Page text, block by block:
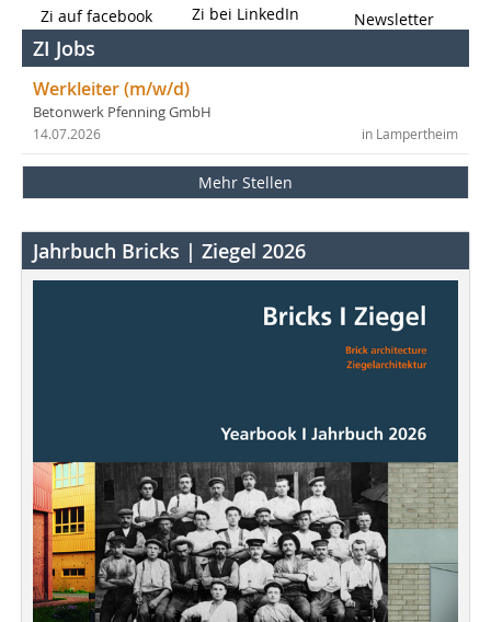
Zi auf facebook Zi bei LinkedIn Newsletter
ZI Jobs
Werkleiter (m/w/d)
Betonwerk Pfenning GmbH
in Lampertheim
14.07.2026
Mehr Stellen
Jahrbuch Bricks | Ziegel 2026